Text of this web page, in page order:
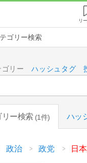
リ
ゴリー検索
ゴリー ハッシュタグ
リー検索 1件 ハッ
政治 政党 日